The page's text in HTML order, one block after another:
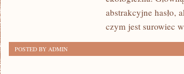
abstrakcyjne hasło,
czym jest surowiec
POSTED BY ADMIN